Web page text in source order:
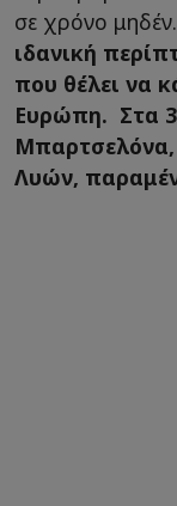
σε χρόνο μηδέν.
ιδανική
που θέλει να
Ευρώπη. Στα
Μπαρτσελόνα,
Λυών,